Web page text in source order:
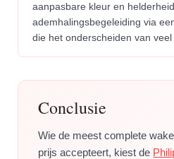
aanpasbare kleur en
ademhalingsbegeleiding via
die het onderscheiden van
Conclusie
Wie de meest complete
prijs accepteert, kiest de